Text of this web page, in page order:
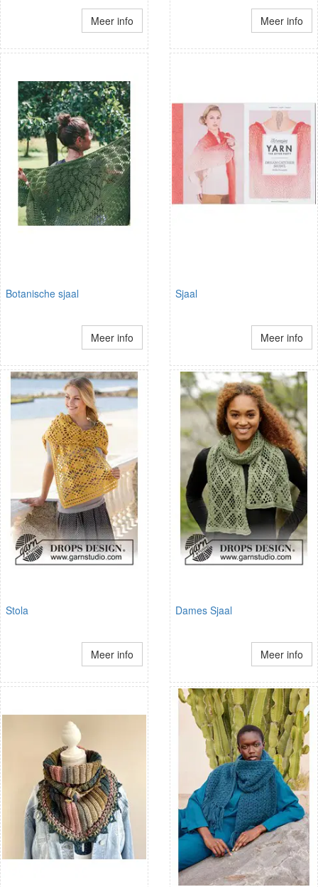
Meer info Meer info
Botanische sjaal
Meer info
Sjaal
Meer info
Stola
Meer info
Dames Sjaal
Meer info